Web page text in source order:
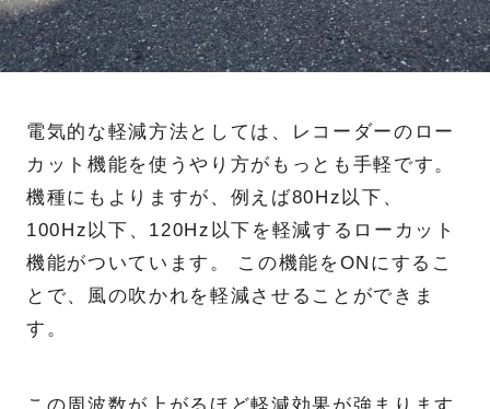
電気的な軽減方法としては、レコーダーのロー
カット機能を使うやり方がもっとも手軽です。
機種にもよりますが、例えば80Hz以下、
100Hz以下、120Hz以下を軽減するローカット
機能がついています。 この機能をONにするこ
とで、風の吹かれを軽減させることができま
す。